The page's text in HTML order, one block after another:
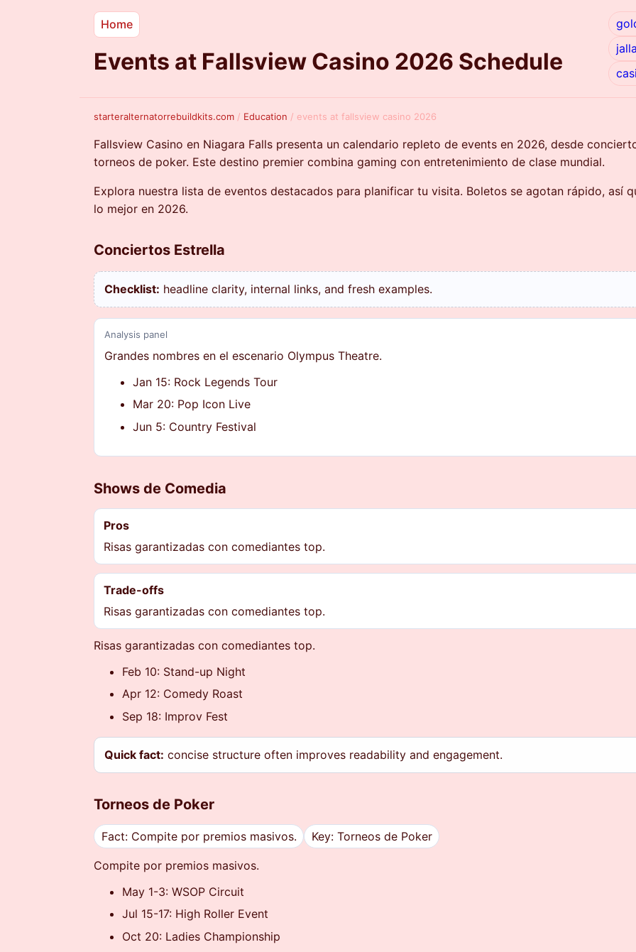
Home
Events at Fallsview Casino 2026 Schedule
starteralternatorrebuildkits.com / Education / events at fallsview casino 2026
Fallsview Casino en Niagara Falls presenta un calendario repleto de events en 2026, desde
torneos de poker. Este destino premier combina gaming con entretenimiento de clase mundial.
Explora nuestra lista de eventos destacados para planificar tu visita. Boletos se agotan rápido, así
lo mejor en 2026.
Conciertos Estrella
Checklist: headline clarity, internal links, and fresh examples.
Analysis panel
Grandes nombres en el escenario Olympus Theatre.
Jan 15: Rock Legends Tour
Mar 20: Pop Icon Live
Jun 5: Country Festival
Shows de Comedia
Pros
Risas garantizadas con comediantes top.
Trade-offs
Risas garantizadas con comediantes top.
Risas garantizadas con comediantes top.
Feb 10: Stand-up Night
Apr 12: Comedy Roast
Sep 18: Improv Fest
Quick fact: concise structure often improves readability and engagement.
Torneos de Poker
Fact: Compite por premios masivos. Key: Torneos de Poker
Compite por premios masivos.
May 1-3: WSOP Circuit
Jul 15-17: High Roller Event
Oct 20: Ladies Championship